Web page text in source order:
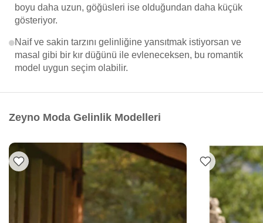
boyu daha uzun, göğüsleri ise olduğundan daha küçük
gösteriyor.
Naif ve sakin tarzını gelinliğine yansıtmak istiyorsan ve
masal gibi bir kır düğünü ile evleneceksen, bu romantik
model uygun seçim olabilir.
Zeyno Moda Gelinlik Modelleri